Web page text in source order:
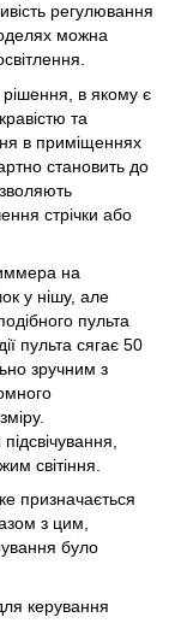
регулювання
можна
рішення, в якому є
та
в приміщеннях
становить до
стрічки або
на
у нішу, але
пульта
пульта сягає 50
зручним з
світіння.
призначається
з цим,
було